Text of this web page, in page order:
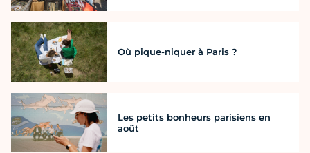
Où pique-niquer à Paris ?
Les petits bonheurs parisiens en
août